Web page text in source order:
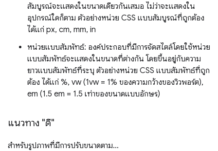
สัมบูรณ์จะแสดงในขนาดเดียวกันเสมอ ไม่ว่าจะแสดงใน
อุปกรณ์ใดก็ตาม ตัวอย่างหน่วย CSS แบบสัมบูรณ์ที่ถูกต้อง
ได้แก่ px, cm, mm, in
หน่วยแบบสัมพัทธ์: องค์ประกอบที่มีการจัดสไตล์โดยใช้หน่วย
แบบสัมพัทธ์จะแสดงในขนาดที่ต่างกัน โดยขึ้นอยู่กับความ
ยาวแบบสัมพัทธ์ที่ระบุ ตัวอย่างหน่วย CSS แบบสัมพัทธ์ที่ถูก
ต้อง ได้แก่ %, vw (1vw = 1% ของความกว้างของวิวพอร์ต),
em (1.5 em = 1.5 เท่าของขนาดแบบอักษร)
แนวทาง "ดี"
สำหรับรูปภาพที่มีการปรับขนาดตาม…